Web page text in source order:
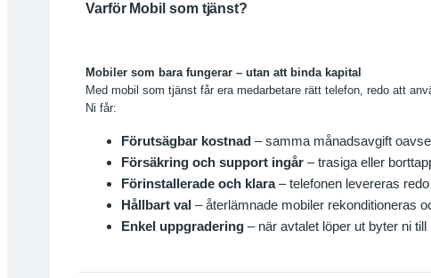
Varför Mobil som tjänst?
Mobiler som bara fungerar – utan att binda kapital
Med mobil som tjänst får era medarbetare rätt telefon, redo att
Ni får:
Förutsägbar kostnad – samma månadsavgift
Försäkring och support ingår – trasiga eller
Förinstallerade och klara– telefonen levereras
Hållbart val – återlämnade mobiler rekonditioneras
Enkel uppgradering – när avtalet löper ut byter ni